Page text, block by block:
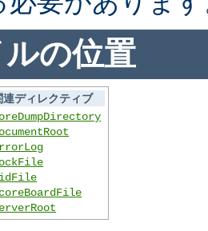
の位置
連ディレクティブ